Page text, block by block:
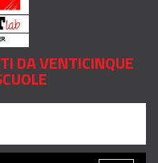
DA VENTICINQUE